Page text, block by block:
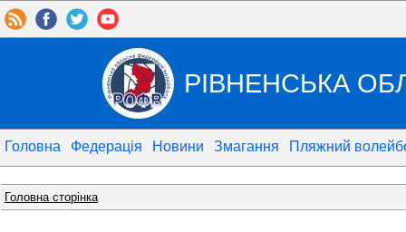
РІВНЕНСЬКА
Головна Федерація Новини Змагання Пляжний
Головна сторінка